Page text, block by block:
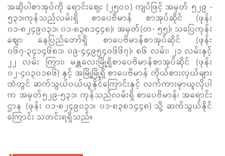
အဆိုပါစာအုပ်ကို ရောင်းဈေး (၂၅ဝဝ) ကျပ်ဖြင့် အမှတ် ၅၂၉ -
၅၃၁၊ကုန်သည်လမ်းရှိ စာပေဗိမာန် စာအုပ်ဆိုင် (ဖုန်း
၀၁-၈၂၄၉၀၃၁၊ ၀၁-၈၃၈၁၄၄၈)၊ အမှတ်(တ- ၅၅)၊ သပြေကုန်း
စျေး၊ နေပြည်တော်ရှိ စာပေဗိမာန်စာအုပ်ဆိုင် (ဖုန်း
၀၆၇-၃၄၁၄၆၈၁၊ ၀၉-၄၄၉၅၄၀၆၆၇)၊ ၈၆ လမ်း၊ ၂၁ လမ်းနှင့်
၂၂ လမ်း ကြား၊ မန္တလေးမြို့ရှိစာပေဗိမာန်စာအုပ်ဆိုင် (ဖုန်း
၀၂-၄၀၃၀၁၈၆) နှင့် အမြို့မြို့ရှိ စာပေဗိမာန် ကိုယ်စားလှယ်များ
ထံတွင် ဆက်သွယ်ဝယ်ယူနိုင်ကြောင်းနှင့် လက်ကားမှာယူလိုပါ
က အမှတ်၅၂၉-၅၃၁၊ ကုန်သည်လမ်းရှိ စာပေဗိမာန်၊ အရောင်း
ဌာန (ဖုန်း ၀၁-၈၂၄၉၀၃၁၊ ၀၁-၈၃၈၁၄၄၈) သို့ ဆက်သွယ်နိုင်
ကြောင်း သတင်းရရှိသည်။